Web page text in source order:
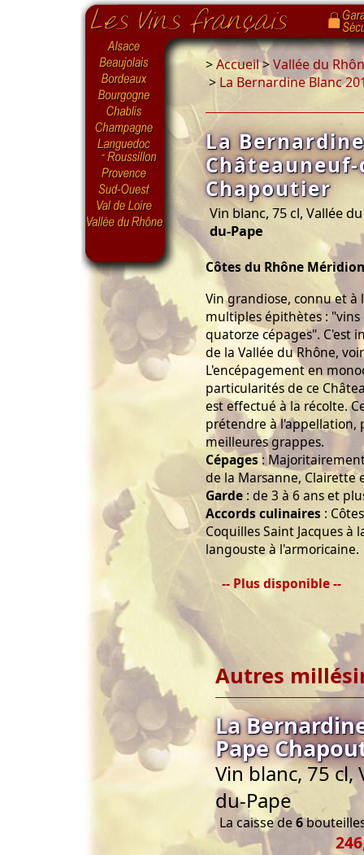
>Accueil>Vallée du
> La Bernardine Blanc
La
Châteauneuf-
Chapoutier
Vin blanc, 75 cl, Vallée
du-Pape
Côtes du Rhône
Vin grandiose, connu et à
multiples épithètes : "vins
quatorze cépages". C'est
de la Vallée du Rhône,
L'encépagement en
particularités de ce
est effectué à la récolte.
prétendre à l'appellation,
meilleures grappes.
Cépages:
de la Marsanne, Clairette
Garde : de 3 à 6 ans et
Accords culinaires :
Coquilles Saint Jacques à
langouste à l'armoricaine.
-- Plus disponible --
Autres
La
Pape
Vin blanc, 75 cl,
du-Pape
La caisse de6